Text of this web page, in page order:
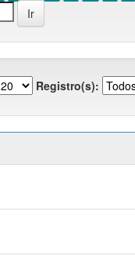
Registro(s):